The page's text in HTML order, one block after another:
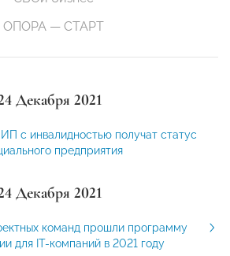
ОПОРА — СТАРТ
Декабря 2021
с инвалидностью получат статус
предприятия
Декабря 2021
команд прошли программу
для IT-компаний в 2021 году